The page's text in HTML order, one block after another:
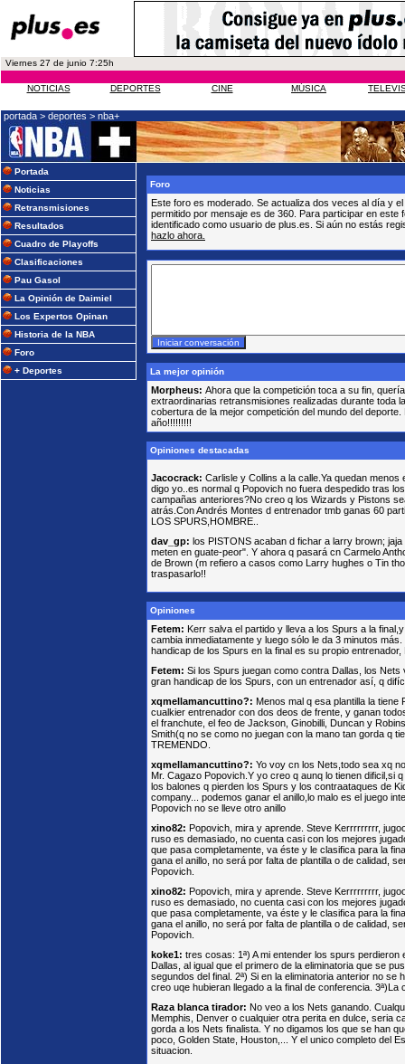
Viernes 27 de junio 7:25h
NOTICIAS DEPORTES CINE MÚSICA
portada > deportes > nba+
Portada
Noticias
Retransmisiones
Resultados
Cuadro de Playoffs
Clasificaciones
Pau Gasol
La Opinión de Daimiel
Los Expertos Opinan
Historia de la NBA
Foro
+ Deportes
Foro
Este foro es moderado. Se actualiza dos veces al día y
permitido por mensaje es de 360. Para participar en este
identificado como usuario de plus.es. Si aún no estás
hazlo ahora.
La mejor opinión
Morpheus: Ahora que la competición toca a su fin,
extraordinarias retransmisiones realizadas durante toda
cobertura de la mejor competición del mundo del
año!!!!!!!!!
Opiniones destacadas
Jacocrack: Carlisle y Collins a la calle.Ya quedan
digo yo..es normal q Popovich no fuera despedido tras
campañas anteriores?No creo q los Wizards y Pistons
atrás.Con Andrés Montes d entrenador tmb ganas 60
LOS SPURS,HOMBRE..
dav_gp: los PISTONS acaban d fichar a larry brown;
meten en guate-peor". Y ahora q pasará cn Carmelo
de Brown (m refiero a casos como Larry hughes o Tin
traspasarlo!!
Opiniones
Fetem: Kerr salva el partido y lleva a los Spurs a la
cambia inmediatamente y luego sólo le da 3 minutos
handicap de los Spurs en la final es su propio entrenador,
Fetem: Si los Spurs juegan como contra Dallas, los
gran handicap de los Spurs, con un entrenador así, q
xqmellamancuttino?: Menos mal q esa plantilla la tiene
cualkier entrenador con dos deos de frente, y ganan
el franchute, el feo de Jackson, Ginobilli, Duncan y
Smith(q no se como no juegan con la mano tan gorda q
TREMENDO.
xqmellamancuttino?: Yo voy cn los Nets,todo sea xq
Mr. Cagazo Popovich.Y yo creo q aunq lo tienen dificil,si
los balones q pierden los Spurs y los contraataques de
company... podemos ganar el anillo,lo malo es el juego
Popovich no se lleve otro anillo
xino82: Popovich, mira y aprende. Steve Kerrrrrrrrr,
ruso es demasiado, no cuenta casi con los mejores
que pasa completamente, va éste y le clasifica para la
gana el anillo, no será por falta de plantilla o de calidad,
Popovich.
xino82: Popovich, mira y aprende. Steve Kerrrrrrrrr,
ruso es demasiado, no cuenta casi con los mejores
que pasa completamente, va éste y le clasifica para la
gana el anillo, no será por falta de plantilla o de calidad,
Popovich.
koke1: tres cosas: 1ª) A mi entender los spurs perdieron
Dallas, al igual que el primero de la eliminatoria que se
segundos del final. 2ª) Si en la eliminatoria anterior no se
creo uqe hubieran llegado a la final de conferencia. 3ª)La
Raza blanca tirador: No veo a los Nets ganando.
Memphis, Denver o cualquier otra perita en dulce, seria
gorda a los Nets finalista. Y no digamos los que se han
poco, Golden State, Houston,... Y el unico completo del
situacion.